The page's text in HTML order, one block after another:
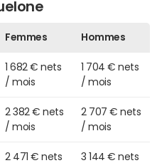
Femmes Hommes
1 682 € nets
/ mois
1 704 € nets
/ mois
2 382 € nets
/ mois
2 707 € nets
/ mois
2 471 € nets
3 144 € nets